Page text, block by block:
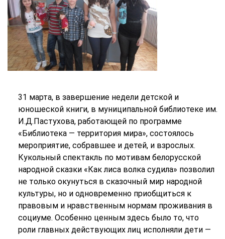
31 марта, в завершение недели детской и
юношеской книги, в муниципальной библиотеке им.
И.Д.Пастухова, работающей по программе
«Библиотека — территория мира», состоялось
мероприятие, собравшее и детей, и взрослых.
Кукольный спектакль по мотивам белорусской
народной сказки «Как лиса волка судила» позволил
не только окунуться в сказочный мир народной
культуры, но и одновременно приобщиться к
правовым и нравственным нормам проживания в
социуме. Особенно ценным здесь было то, что
роли главных действующих лиц исполняли дети —